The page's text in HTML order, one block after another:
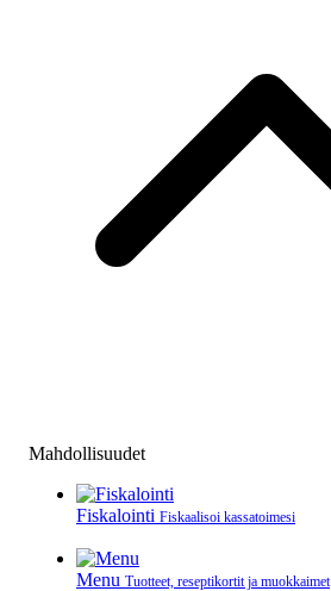
Mahdollisuudet
Fiskalointi Fiskaalisoi kassatoimesi
Menu Tuotteet, reseptikortit ja muokkaimet